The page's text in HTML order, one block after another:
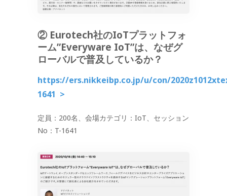
② Eurotech社のIoTプラットフォ
ーム”Everyware IoT”は、なぜグ
ローバルで普及しているか？
https://ers.nikkeibp.co.jp/u/con/
1641 >
定員：200名、会場カテゴリ：IoT、セッション
No：T-1641